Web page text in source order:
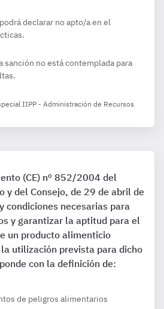
declarar no apto/a en el
sanción no está contemplada para
IIPP - Administración de Recursos
(CE) nº 852/2004 del
y del Consejo, de 29 de abril de
condiciones necesarias para
y garantizar la aptitud para el
un producto alimenticio
utilización prevista para dicho
con la definición de:
de peligros alimentarios